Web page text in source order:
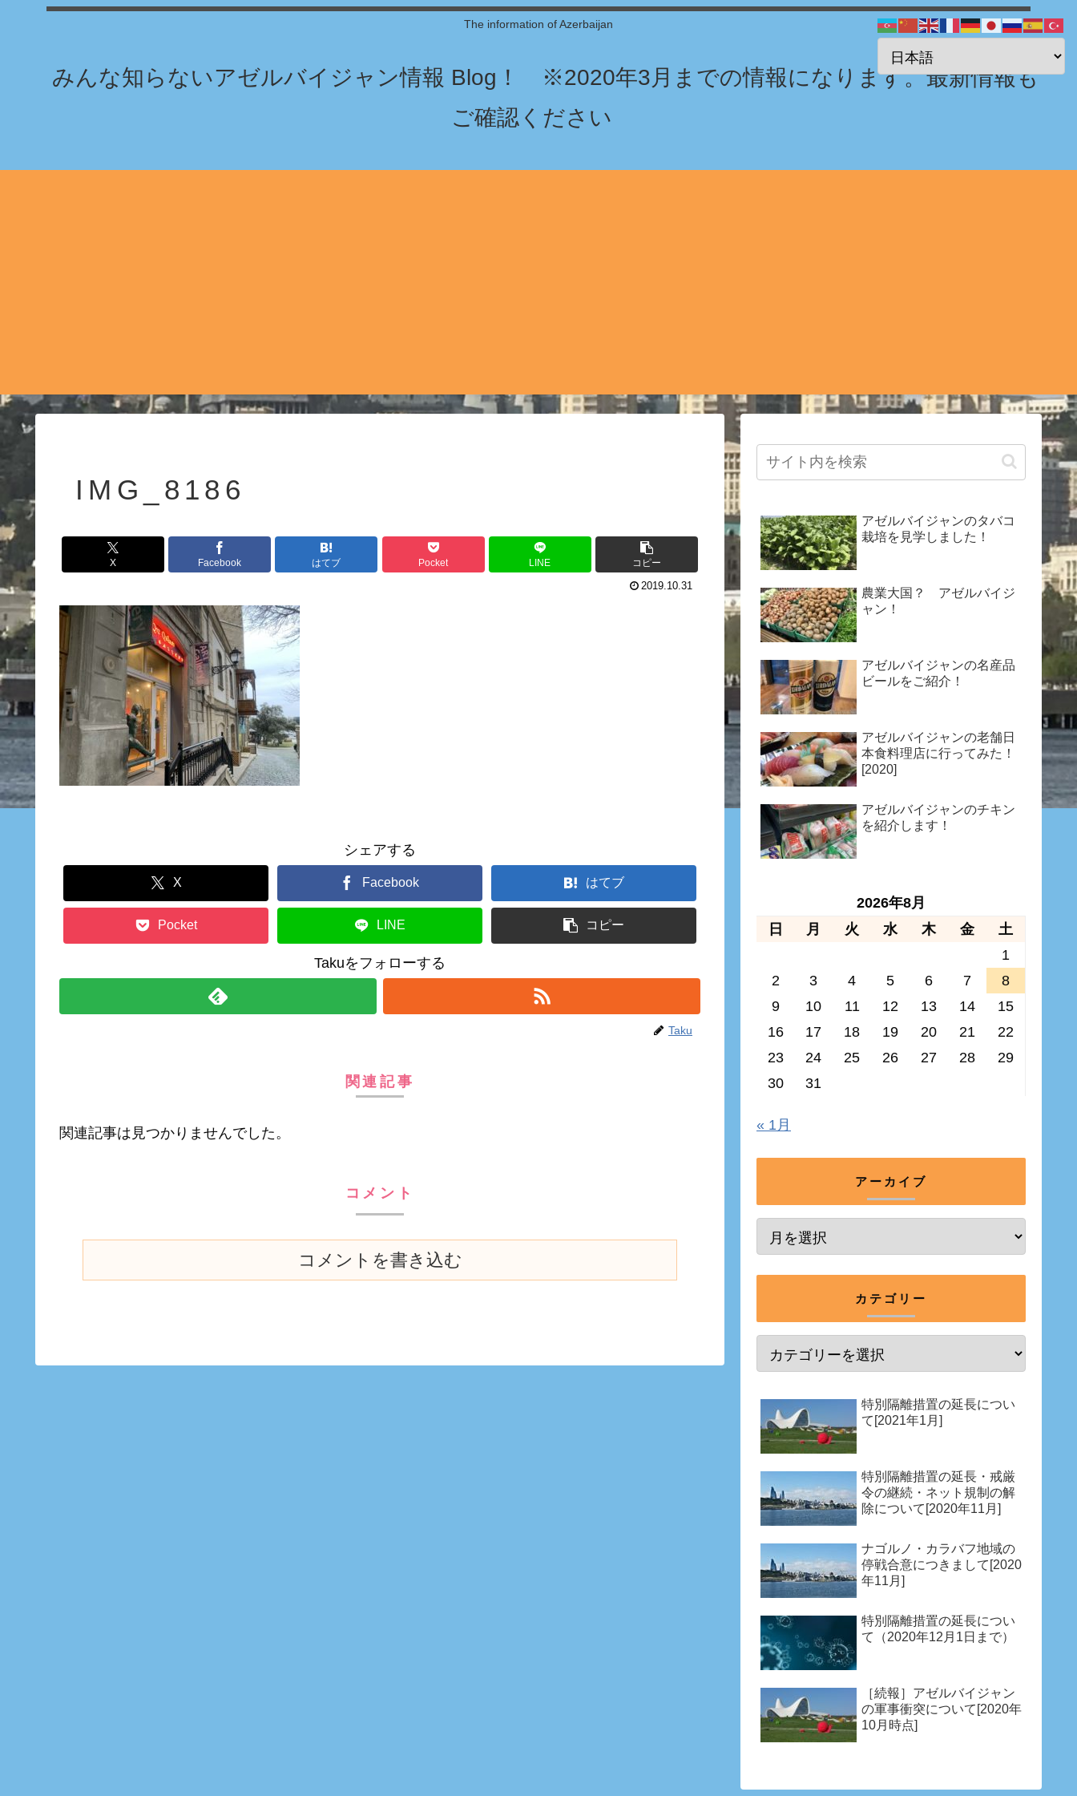
The information of Azerbaijan
みんな知らないアゼルバイジャン情報 Blog！ ※2020年3月までの情報になります。最新情報も
ご確認ください
IMG_8186
X Facebook はてブ Pocket LINE コピー
2019.10.31
シェアする
X Facebook はてブ
Pocket LINE コピー
Takuをフォローする
Taku
関連記事
関連記事は見つかりませんでした。
コメント
コメントを書き込む
アゼルバイジャンのタバコ
栽培を見学しました！
農業大国？ アゼルバイジ
ャン！
アゼルバイジャンの名産品
ビールをご紹介！
アゼルバイジャンの老舗日
本食料理店に行ってみた！
[2020]
アゼルバイジャンのチキン
を紹介します！
2026年8月
日
月 火 水 木 金
土
1
2
3 4 5 6 7
8
9
10 11 12 13 14
15
16
17 18 19 20 21
22
23
24 25 26 27 28
29
30
31
« 1月
アーカイブ
カテゴリー
特別隔離措置の延長につい
て[2021年1月]
特別隔離措置の延長・戒厳
令の継続・ネット規制の解
除について[2020年11月]
ナゴルノ・カラバフ地域の
停戦合意につきまして[2020
年11月]
特別隔離措置の延長につい
て（2020年12月1日まで）
［続報］アゼルバイジャン
の軍事衝突について[2020年
10月時点]